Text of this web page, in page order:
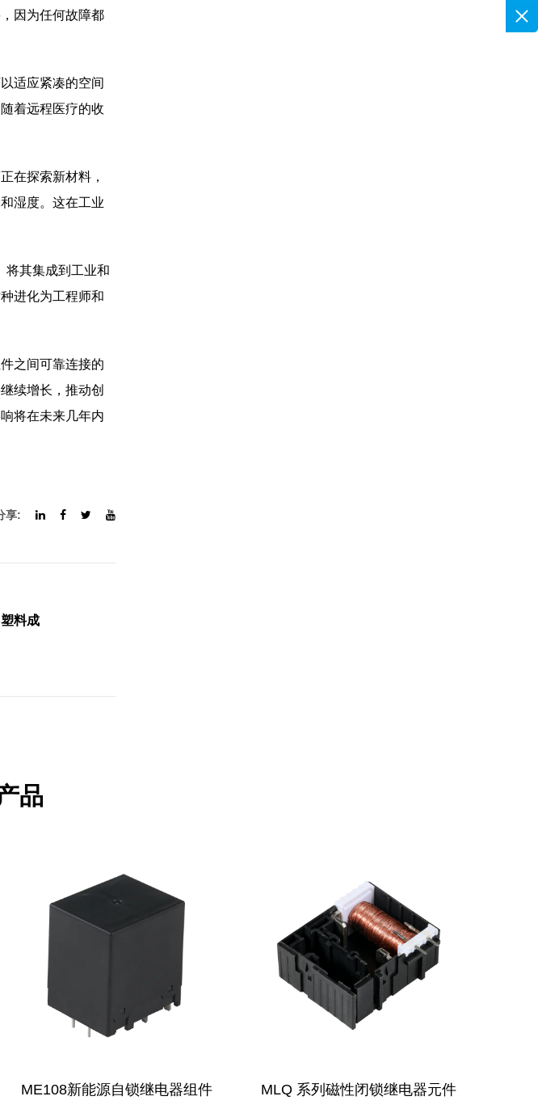
因为任何故障都
适应紧凑的空间
着远程医疗的收
在探索新材料，
湿度。这在工业
将其集成到工业和
进化为工程师和
之间可靠连接的
续增长，推动创
将在未来几年内
享:
料成
品
MLQ 系列磁性闭锁继电器元件 MLF系列磁性自锁继电器组件